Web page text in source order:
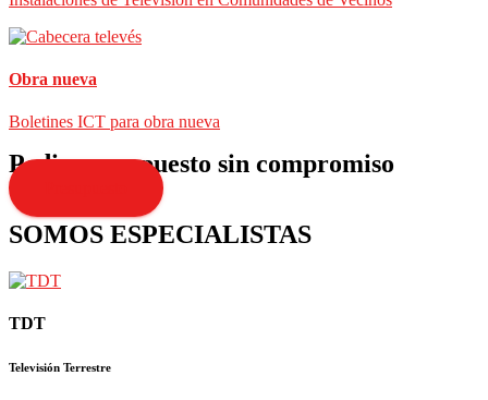
Obra nueva
Boletines ICT para obra nueva
Pedir presupuesto sin compromiso
SOMOS ESPECIALISTAS
TDT
Televisión Terrestre